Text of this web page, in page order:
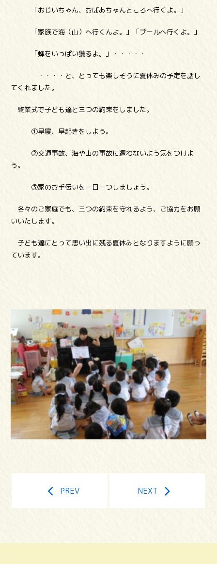
「おじいちゃん、おばあちゃんところへ行くよ。」
「家族で海（山）へ行くんよ。」「プールへ行くよ。」
「蝉をいっぱい獲るよ。」・・・・・
・・・・と、とっても楽しそうに夏休みの予定を話し
てくれました。
終業式で子ども達と三つの約束をしました。
①早寝、早起きをしよう。
②交通事故、海や山の事故に遭わないよう気をつけよ
う。
③家のお手伝いを一日一つしましょう。
各々のご家庭でも、三つの約束を守れるよう、ご協力をお願
いいたします。
子ども達にとって思い出に残る夏休みとなりますように願っ
ています。
PREV NEXT